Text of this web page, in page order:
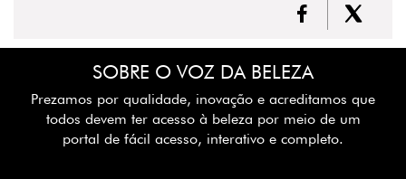
SOBRE O VOZ DA BELEZA
Prezamos por qualidade, inovação e acreditamos que
todos devem ter acesso à beleza por meio de um
portal de fácil acesso, interativo e completo.